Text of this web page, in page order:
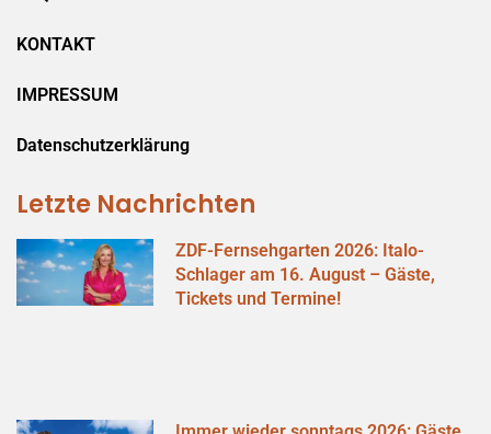
KONTAKT
IMPRESSUM
Datenschutzerklärung
Letzte Nachrichten
ZDF-Fernsehgarten 2026: Italo-
Schlager am 16. August – Gäste,
Tickets und Termine!